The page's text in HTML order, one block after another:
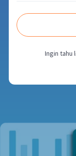
Ingin tahu